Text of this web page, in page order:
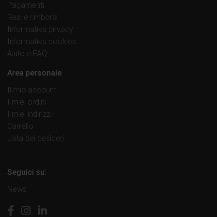
50122 Firenze
Telefono: 055 2466302
PAPERBACK EXCHANGE
via delle Oche 4/R
50122 Firenze
Telefono
LIBRERIA LIBRACCIO
via De' Cerretani 16/R
50123 Firenze
Telefono:055 287339
via Laura 68/A
50121 Firenze
Pagamenti
Resi e rimborsi
Informativa privacy
Informativa cookies
Aiuto e FAQ
Area personale
Il mio account
I miei ordini
I miei indirizzi
Carrello
Lista dei desideri
Seguici su:
News